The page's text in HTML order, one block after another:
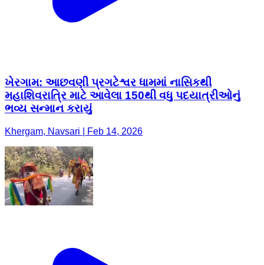
ખેરગામ: આછવણી પ્રગટેશ્વર ધામમાં નાસિકથી
મહાશિવરાત્રિ માટે આવેલા 150થી વધુ પદયાત્રીઓનું
ભવ્ય સન્માન કરાયું
Khergam, Navsari | Feb 14, 2026